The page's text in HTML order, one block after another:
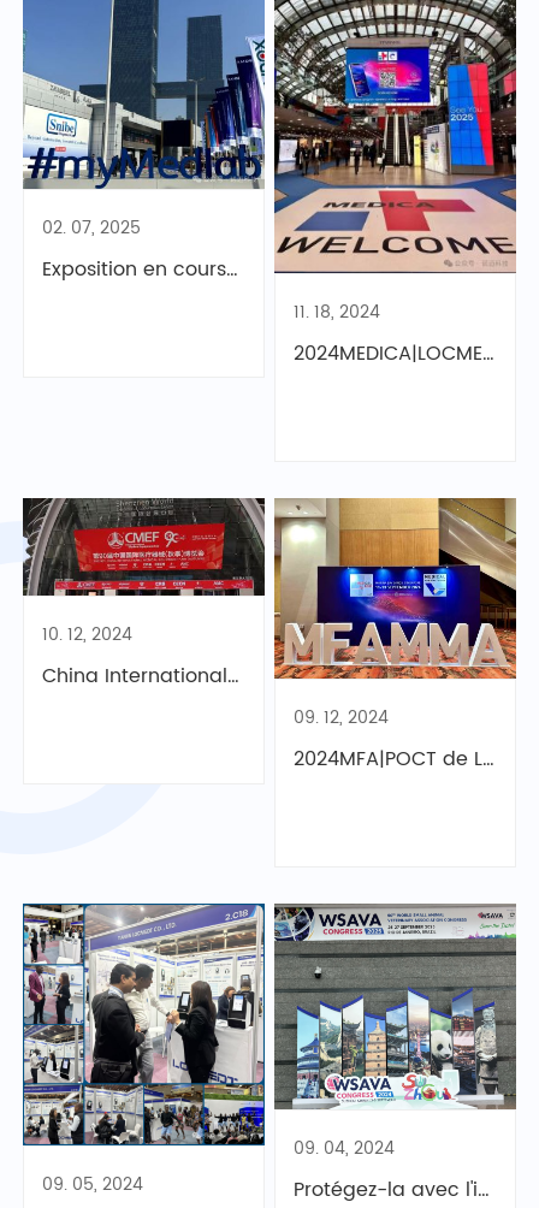
02. 07, 2025
Exposition en cours丨LOCMEDT MEDLAB merveilleuse présentation
11. 18, 2024
2024MEDICA|LOCMEDT brille en Allemagne, l'avenir est prometteur !
10. 12, 2024
China International Medical Equipment (Autumn) Fair CMEF 2024
09. 12, 2024
2024MFA|POCT de LOCMEDT contribue à accélérer le développement des tests médicaux !
09. 05, 2024
09. 04, 2024
Protégez-la avec l'intelligence « Chip » | LOCMEDT est là comme promis !